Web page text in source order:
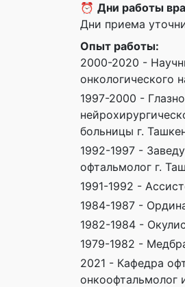
⏰ Дни работы
Дни приема
Опыт работы:
2000-2020 -
онкологического
1997-2000 -
больницы г.
1992-1997 -
офтальмолог г.
1991-1992 -
1984-1987 -
1982-1984 -
1979-1982 -
2021 - Кафедра
онкоофтальмолог